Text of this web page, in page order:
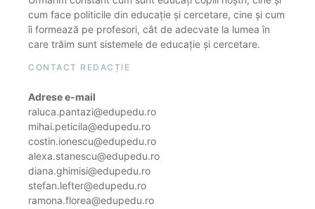
cum face politicile din educație și cercetare, cine și cum
îi formează pe profesori, cât de adecvate la lumea în
care trăim sunt sistemele de educație și cercetare.
CONTACT REDACȚIE
Adrese e-mail
raluca.pantazi@edupedu.ro
mihai.peticila@edupedu.ro
costin.ionescu@edupedu.ro
alexa.stanescu@edupedu.ro
diana.ghimisi@edupedu.ro
stefan.lefter@edupedu.ro
ramona.florea@edupedu.ro